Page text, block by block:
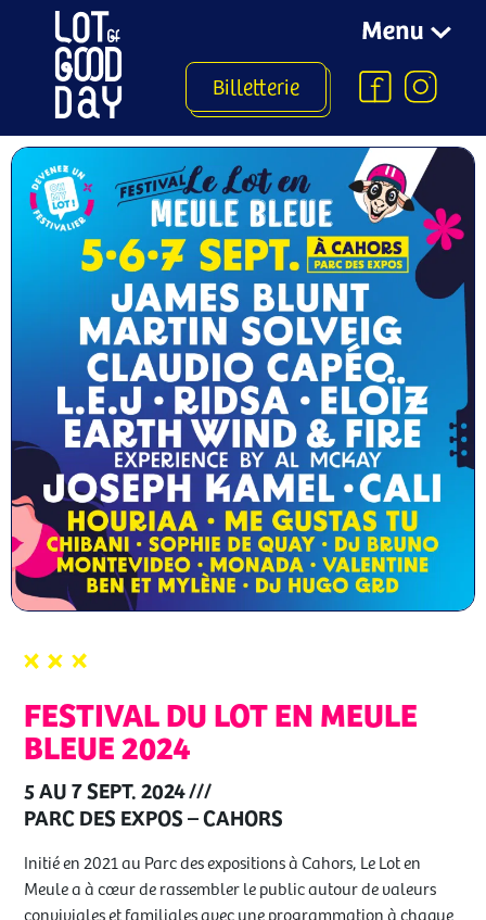
Billetterie
FESTIVAL DU LOT EN MEULE
BLEUE 2024
5 AU 7 SEPT. 2024///
PARC DES EXPOS – CAHORS
Initié en 2021 au Parc des expositions à Cahors, Le Lot en
Meule a à cœur de rassembler le public autour de valeurs
conviviales et familiales avec une programmation à chaque